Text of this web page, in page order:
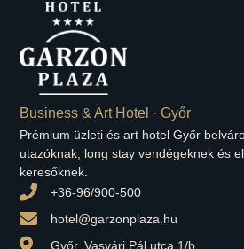
Business & Art Hotel · Győr
Prémium üzleti és art hotel Győr
utazóknak, long stay vendégeknek és
keresőknek.
+36-96/900-500
hotel@garzonplaza.hu
Győr, Vasvári Pál utca 1/b